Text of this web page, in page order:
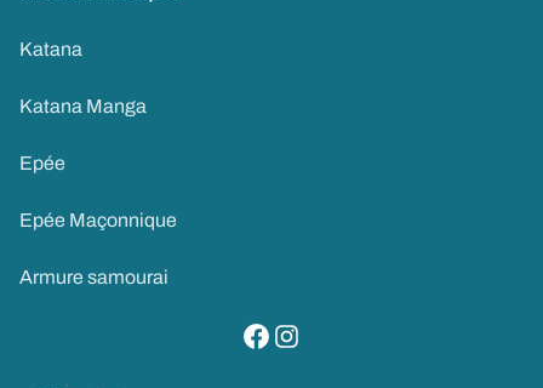
Katana
Katana Manga
Epée
Epée Maçonnique
Armure samourai
visitez notre page facebook
suivez notre compte instagram